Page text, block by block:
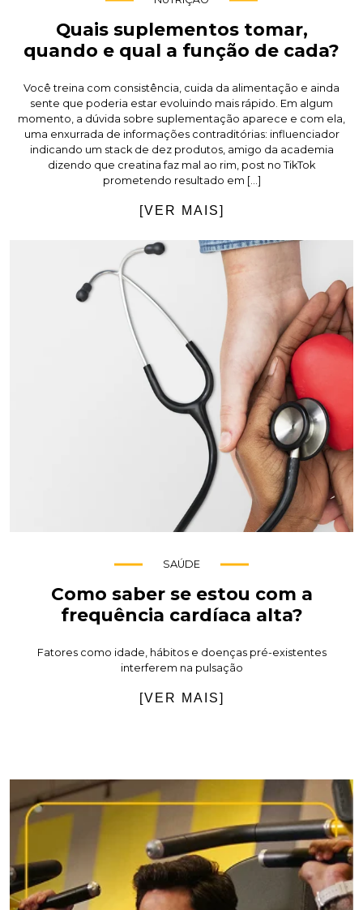
Quais suplementos tomar,
quando e qual a função de cada?
Você treina com consistência, cuida da alimentação e ainda
sente que poderia estar evoluindo mais rápido. Em algum
momento, a dúvida sobre suplementação aparece e com ela,
uma enxurrada de informações contraditórias: influenciador
indicando um stack de dez produtos, amigo da academia
dizendo que creatina faz mal ao rim, post no TikTok
prometendo resultado em […]
[VER MAIS]
SAÚDE
Como saber se estou com a
frequência cardíaca alta?
Fatores como idade, hábitos e doenças pré-existentes
interferem na pulsação
[VER MAIS]